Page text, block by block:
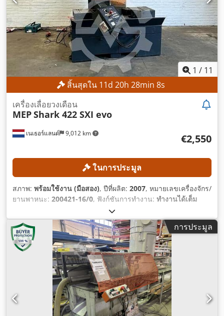
1 / 11
สิ้นสุดใน 11d 20h 28min 7s
เนเธอร์แลนด์ 9,012 km
เครื่องเลื่อยวงเดือน
MEPShark 422 SXI evo
€2,550
ในการประมูล
สภาพ: พร้อมใช้งาน (มือสอง), ปีที่ผลิต: 2007, หมายเลขเครื่องจักร/
ยานพาหนะ: 200421-16/0, ฟังก์ชันการทำงาน: ทำงานได้เต็ม
1,500 กก.
สายพาน:4,640 มม, ความกว้างของใบเลื่อยสายพาน:34 มม,
การประมูล